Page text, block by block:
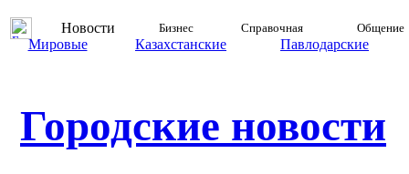
Новости Бизнес Справочная Общение
Мировые Казахстанские Павлодарские
Городские новости